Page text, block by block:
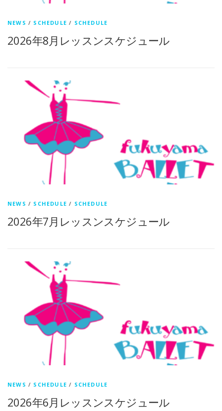
NEWS / SCHEDULE / SCHEDULE
2026年8月レッスンスケジュール
NEWS / SCHEDULE / SCHEDULE
2026年7月レッスンスケジュール
NEWS / SCHEDULE / SCHEDULE
2026年6月レッスンスケジュール